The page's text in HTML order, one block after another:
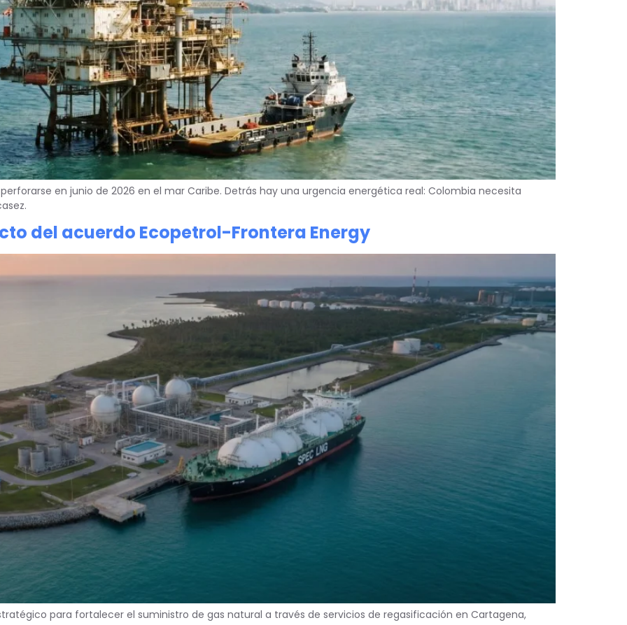
en junio de 2026 en el mar Caribe. Detrás hay una urgencia energética real: Colombia necesita
del acuerdo Ecopetrol-Frontera Energy
para fortalecer el suministro de gas natural a través de servicios de regasificación en Cartagena,